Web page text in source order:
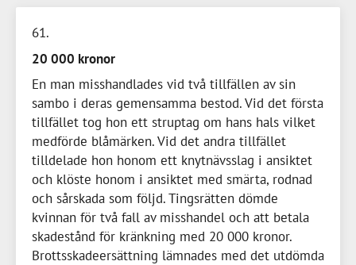
61
20 000 kronor
En man misshandlades vid två tillfällen av sin
sambo i deras gemensamma bestod. Vid det första
tillfället tog hon ett struptag om hans hals vilket
medförde blåmärken. Vid det andra tillfället
tilldelade hon honom ett knytnävsslag i ansiktet
och klöste honom i ansiktet med smärta, rodnad
och sårskada som följd. Tingsrätten dömde
kvinnan för två fall av misshandel och att betala
skadestånd för kränkning med 20 000 kronor.
Brottsskadeersättning lämnades med det utdömda